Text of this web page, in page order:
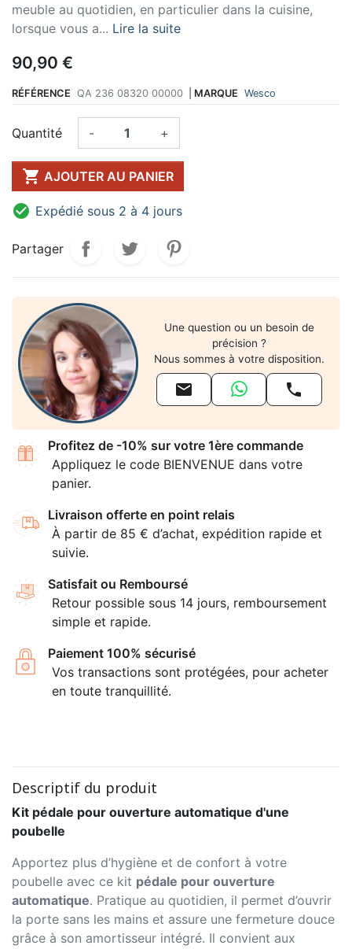
meuble au quotidien, en particulier dans la cuisine,
lorsque vous a... Lire la suite
90,90 €
RÉFÉRENCE QA 236 08320 00000 MARQUE Wesco
Quantité - +
 AJOUTER AU PANIER
 Expédié sous 2 à 4 jours
Partager
Une question ou un besoin de
précision ?
Nous sommes à votre disposition.
 
Profitez de -10% sur votre 1ère commande
Appliquez le code BIENVENUE dans votre
panier.
Livraison offerte en point relais
À partir de 85 € d’achat, expédition rapide et
suivie.
Satisfait ou Remboursé
Retour possible sous 14 jours, remboursement
simple et rapide.
Paiement 100% sécurisé
Vos transactions sont protégées, pour acheter
en toute tranquillité.
Descriptif du produit
Kit pédale pour ouverture automatique d'une
poubelle
Apportez plus d’hygiène et de confort à votre
poubelle avec ce kit pédale pour ouverture
automatique. Pratique au quotidien, il permet d’ouvrir
la porte sans les mains et assure une fermeture douce
grâce à son amortisseur intégré. Il convient aux